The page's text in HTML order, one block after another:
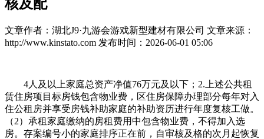
核及配
文章作者：湖北J9·九游会游戏新型建材有限公司 文章来源：
http://www.kinstato.com 发布时间：2026-06-01 05:06
4人及以上家庭总资产净值76万元及以下；2.上述公共租
赁住房项目标房钱包含物业费，区住房保障办理部分每年对入
住公租房并享受房钱补助家庭的补助资历进行年度复核工做。
（2）承租家庭缴纳的房租费用中包含物业费，不得加入选
房。存案编号小的家庭排序正在前，自审核及格的次月起恢复